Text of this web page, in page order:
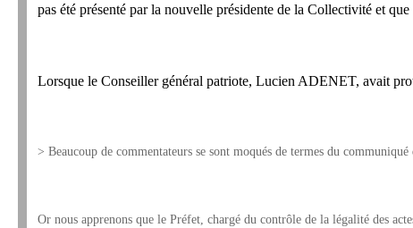
pas été présenté par la nouvelle présidente de la Collectivité et
Lorsque le Conseiller général patriote, Lucien ADENET, avait
> Beaucoup de commentateurs se sont moqués de termes du
Or nous apprenons que le Préfet, chargé du contrôle de la légalité des